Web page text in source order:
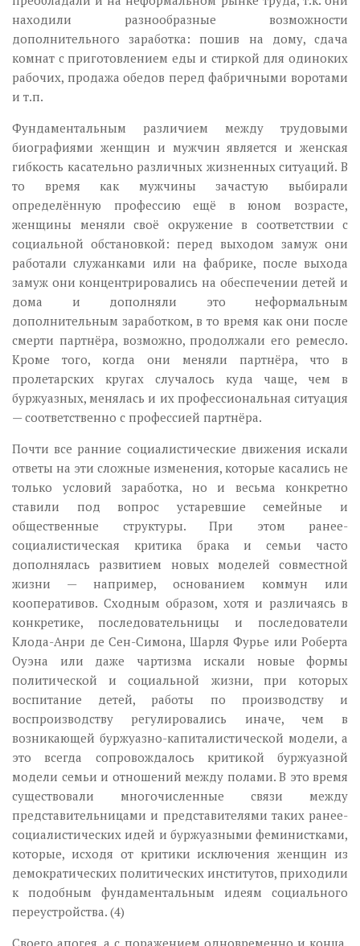
находили разнообразные возможности
дополнительного заработка: пошив на дому, сдача
комнат с приготовлением еды и стиркой для одиноких
рабочих, продажа обедов перед фабричными воротами
и т.п.
Фундаментальным различием между трудовыми
биографиями женщин и мужчин является и женская
гибкость касательно различных жизненных ситуаций. В
то время как мужчины зачастую выбирали
определённую профессию ещё в юном возрасте,
женщины меняли своё окружение в соответствии с
социальной обстановкой: перед выходом замуж они
работали служанками или на фабрике, после выхода
замуж они концентрировались на обеспечении детей и
дома и дополняли это неформальным
дополнительным заработком, в то время как они после
смерти партнёра, возможно, продолжали его ремесло.
Кроме того, когда они меняли партнёра, что в
пролетарских кругах случалось куда чаще, чем в
буржуазных, менялась и их профессиональная ситуация
— соответственно с профессией партнёра.
Почти все ранние социалистические движения искали
ответы на эти сложные изменения, которые касались не
только условий заработка, но и весьма конкретно
ставили под вопрос устаревшие семейные и
общественные структуры. При этом ранее-
социалистическая критика брака и семьи часто
дополнялась развитием новых моделей совместной
жизни — например, основанием коммун или
кооперативов. Сходным образом, хотя и различаясь в
конкретике, последовательницы и последователи
Клода-Анри де Сен-Симона, Шарля Фурье или Роберта
Оуэна или даже чартизма искали новые формы
политической и социальной жизни, при которых
воспитание детей, работы по производству и
воспроизводству регулировались иначе, чем в
возникающей буржуазно-капиталистической модели, а
это всегда сопровождалось критикой буржуазной
модели семьи и отношений между полами. В это время
существовали многочисленные связи между
представительницами и представителями таких ранее-
социалистических идей и буржуазными феминистками,
которые, исходя от критики исключения женщин из
демократических политических институтов, приходили
к подобным фундаментальным идеям социального
переустройства. (4)
Своего апогея, а с поражением одновременно и конца,